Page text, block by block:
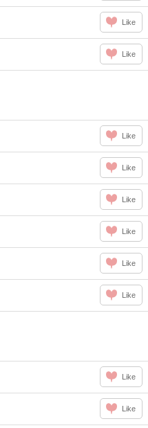
Like
Like
Like
Like
Like
Like
Like
Like
Like
Like